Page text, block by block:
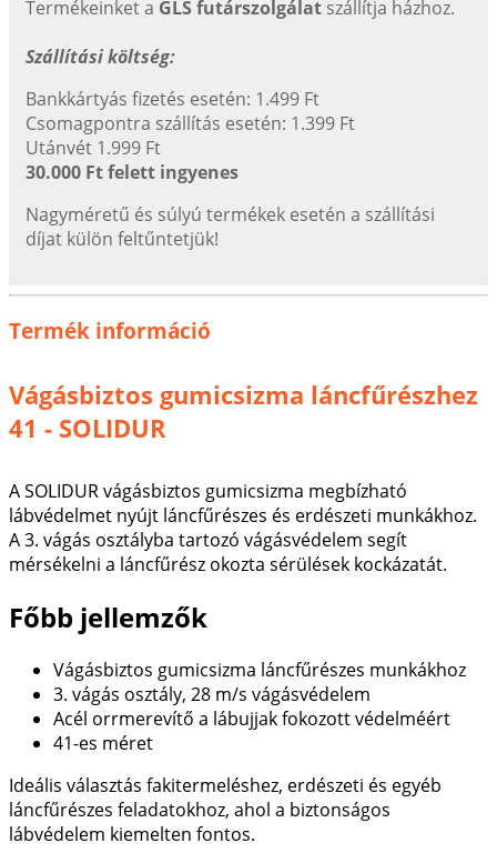
Termékeinket a GLS futárszolgálat szállítja házhoz.
Szállítási költség:
Bankkártyás fizetés esetén: 1.499 Ft
Csomagpontra szállítás esetén: 1.399 Ft
Utánvét 1.999 Ft
30.000 Ft felett ingyenes
Nagyméretű és súlyú termékek esetén a szállítási
díjat külön feltűntetjük!
Termék információ
Vágásbiztos gumicsizma láncfűrészhez
41 - SOLIDUR
A SOLIDUR vágásbiztos gumicsizma megbízható
lábvédelmet nyújt láncfűrészes és erdészeti munkákhoz.
A 3. vágás osztályba tartozó vágásvédelem segít
mérsékelni a láncfűrész okozta sérülések kockázatát.
Főbb jellemzők
Vágásbiztos gumicsizma láncfűrészes munkákhoz
3. vágás osztály, 28 m/s vágásvédelem
Acél orrmerevítő a lábujjak fokozott védelméért
41-es méret
Ideális választás fakitermeléshez, erdészeti és egyéb
láncfűrészes feladatokhoz, ahol a biztonságos
lábvédelem kiemelten fontos.